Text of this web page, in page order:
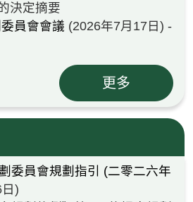
決定摘要
員會會議 (2026年7月17日) -
更多
委員會規劃指引 (二零二六年
)